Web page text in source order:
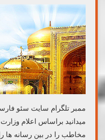
ممبر تلگرام سایت سئو
میدانید براساس اعلام
مخاطب را در بین رسانه ها